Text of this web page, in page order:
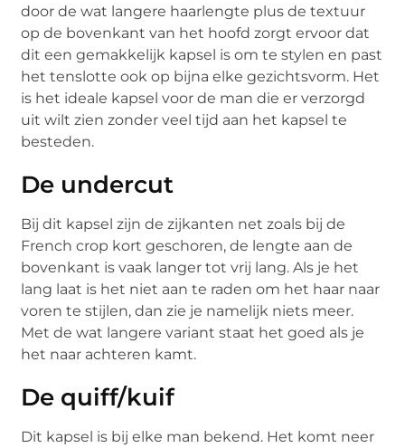
door de wat langere haarlengte plus de textuur
op de bovenkant van het hoofd zorgt ervoor dat
dit een gemakkelijk kapsel is om te stylen en past
het tenslotte ook op bijna elke gezichtsvorm. Het
is het ideale kapsel voor de man die er verzorgd
uit wilt zien zonder veel tijd aan het kapsel te
besteden.
De undercut
Bij dit kapsel zijn de zijkanten net zoals bij de
French crop kort geschoren, de lengte aan de
bovenkant is vaak langer tot vrij lang. Als je het
lang laat is het niet aan te raden om het haar naar
voren te stijlen, dan zie je namelijk niets meer.
Met de wat langere variant staat het goed als je
het naar achteren kamt.
De quiff/kuif
Dit kapsel is bij elke man bekend. Het komt neer